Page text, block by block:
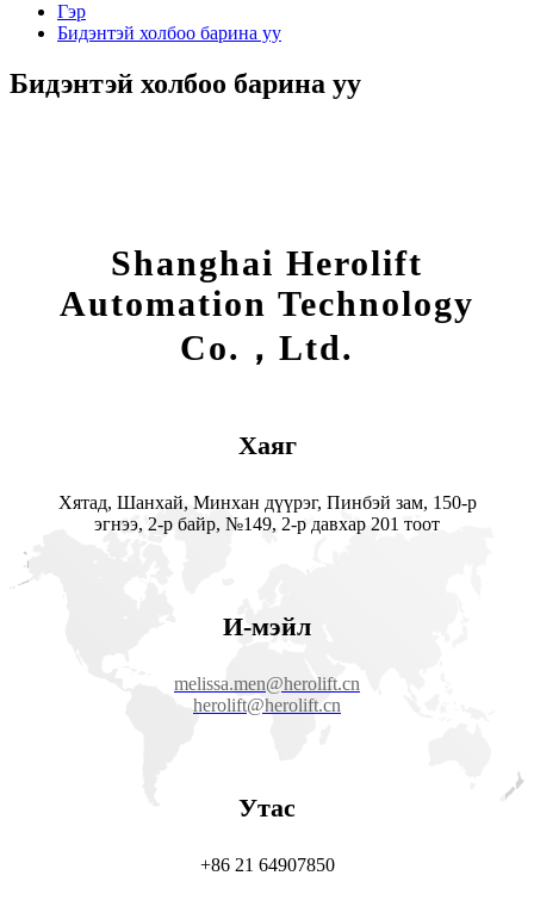
Гэр
Бидэнтэй холбоо барина уу
Бидэнтэй холбоо барина уу
Shanghai Herolift
Automation Technology
Co.，Ltd.
Хаяг
Хятад, Шанхай, Минхан дүүрэг, Пинбэй зам, 150-р
эгнээ, 2-р байр, №149, 2-р давхар 201 тоот
И-мэйл
melissa.men@herolift.cn
herolift@herolift.cn
Утас
+86 21 64907850